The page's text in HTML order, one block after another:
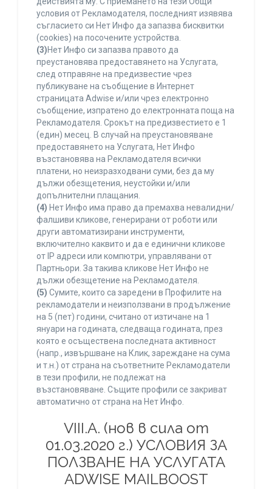
условия от Рекламодателя, последният изявява
съгласието си Нет Инфо да запазва бисквитки
(cookies) на посочените устройства.
(3)Нет Инфо си запазва правото да
преустановява предоставянето на Услугата,
след отправяне на предизвестие чрез
публикуване на съобщение в Интернет
страницата Adwise и/или чрез електронно
съобщение, изпратено до електронната поща на
Рекламодателя. Срокът на предизвестието е 1
(един) месец. В случай на преустановяване
предоставянето на Услугата, Нет Инфо
възстановява на Рекламодателя всички
платени, но неизразходвани суми, без да му
дължи обезщетения, неустойки и/или
допълнителни плащания.
(4) Нет Инфо има право да премахва невалидни/
фалшиви кликове, генерирани от роботи или
други автоматизирани инструменти,
включително каквито и да е единични кликове
от IP адреси или компютри, управлявани от
Партньори. За такива кликове Нет Инфо не
дължи обезщетение на Рекламодателя.
(5) Сумите, които са заредени в Профилите на
рекламодатели и неизползвани в продължение
на 5 (пет) години, считано от изтичане на 1
януари на годината, следваща годината, през
която е осъществена последната активност
(напр., извършване на Клик, зареждане на сума
и т.н.) от страна на съответните Рекламодатели
в тези профили, не подлежат на
възстановяване. Същите профили се закриват
автоматично от страна на Нет Инфо.
VIII.A. (нов в сила от
01.03.2020 г.) УСЛОВИЯ ЗА
ПОЛЗВАНЕ НА УСЛУГАТА
ADWISE MAILBOOST